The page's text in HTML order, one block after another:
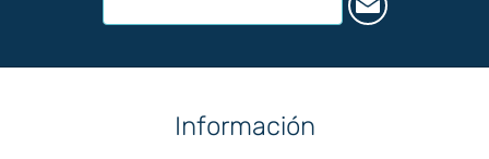
Información